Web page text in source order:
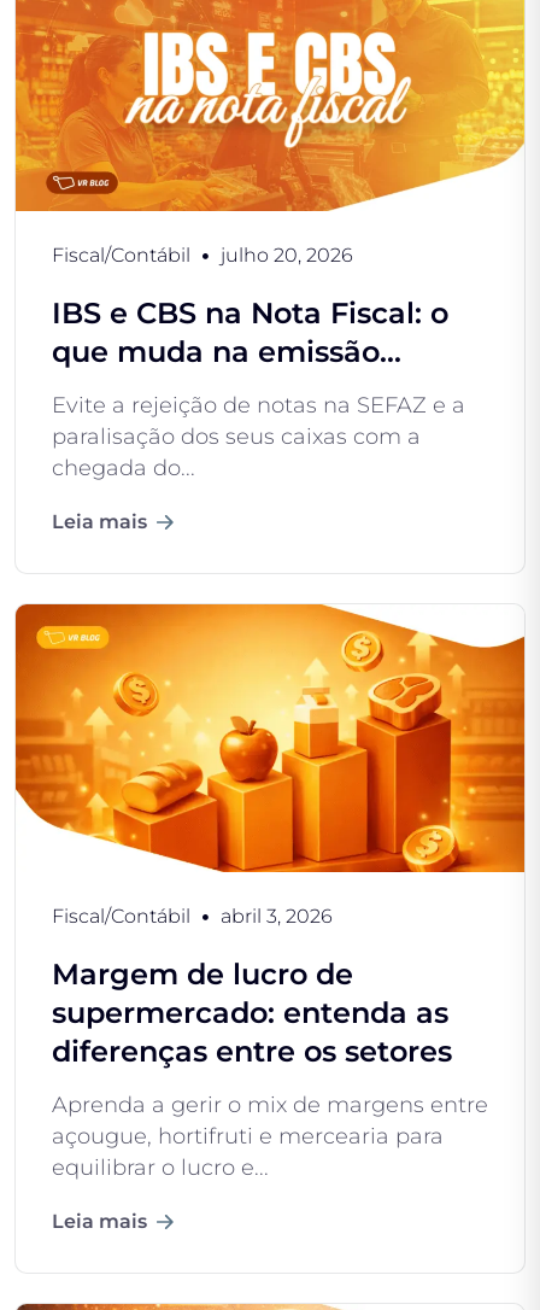
Fiscal/Contábil julho 20, 2026
IBS e CBS na Nota Fiscal: o
que muda na emissão...
Evite a rejeição de notas na SEFAZ e a
paralisação dos seus caixas com a
chegada do...
Leia mais
Fiscal/Contábil abril 3, 2026
Margem de lucro de
supermercado: entenda as
diferenças entre os setores
Aprenda a gerir o mix de margens entre
açougue, hortifruti e mercearia para
equilibrar o lucro e...
Leia mais